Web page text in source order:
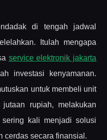
di tengah jadwal
Itulah mengapa
service elektronik jakarta
investasi kenyamanan.
untuk membeli unit
rupiah, melakukan
kali menjadi solusi
cerdas secara finansial.